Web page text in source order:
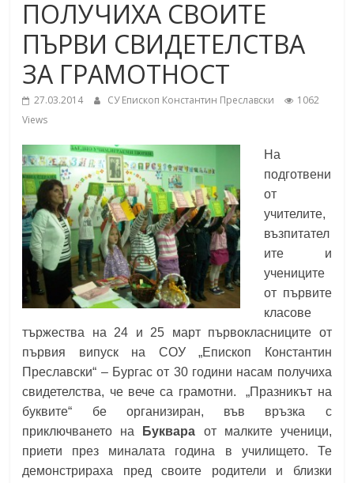
under the Erasmus+ Programme in
Malaga, Spain
School,
Burgas
Средно
училище
"Епископ
Константин
Преславски"
Бургас
ПОЛУЧИХА СВОИТЕ
ПЪРВИ СВИДЕТЕЛСТВА
ЗА ГРАМОТНОСТ
27.03.2014 СУ Епископ Константин Преславски
1062
Views
На
подготвени
от
учителите,
възпитател
ите и
учениците
от първите
класове
тържества на 24 и 25 март първокласниците от
първия випуск на СОУ „Епископ Константин
Преславски“ – Бургас от 30 години насам получиха
свидетелства, че вече са грамотни. „Празникът на
буквите“ бе организиран, във връзка с
приключването на
Буквара от малките ученици,
приети през миналата година в училището. Те
демонстрираха пред своите родители и близки